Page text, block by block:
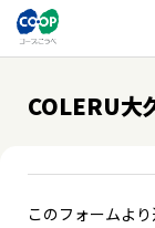
COLERU大
このフォームよ